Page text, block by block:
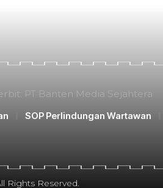
PT Banten Media Sejahtera
SOP Perlindungan Wartawan
Rights Reserved.